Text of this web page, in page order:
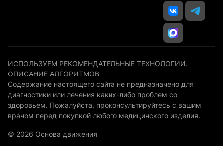
ИСПОЛЬЗУЕМ РЕКОМЕНДАТЕЛЬНЫЕ ТЕХНОЛОГИИ.
ОПИСАНИЕ АЛГОРИТМОВ
Содержание настоящего сайта не предназначено для
диагностики или лечения каких-либо проблем со
здоровьем. Пожалуйста, проконсультируйтесь с вашим
врачом перед покупкой любого медицинского изделия.
© 2026 Основа движения